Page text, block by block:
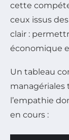
cette
ceux issus
clair :
économique
Un tableau
managériales
l’empathie
en cours :